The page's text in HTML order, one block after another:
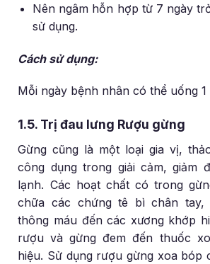
Nên ngâm hỗn hợp từ 7 ngày
sử dụng.
Cách sử dụng:
Mỗi ngày bệnh nhân có thể uống
1.5. Trị đau lưng Rượu gừng
Gừng cũng là một loại gia vị,
công dụng trong giải cảm, giảm
lạnh. Các hoạt chất có trong
chữa các chứng tê bì chân tay,
thông máu đến các xương khớp
rượu và gừng đem đến thuốc
hiệu. Sử dụng rượu gừng xoa bóp